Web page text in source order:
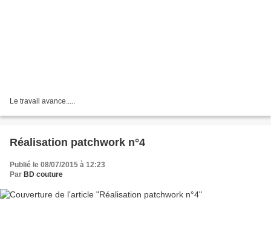
Le travail avance.....
Réalisation patchwork n°4
Publié le 08/07/2015 à 12:23
Par BD couture